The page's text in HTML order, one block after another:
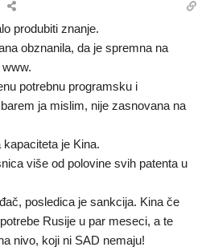
produbiti znanje.
obznanila, da je spremna na
potrebnu programsku i
ja mislim, nije zasnovana na
je Kina.
više od polovine svih patenta u
posledica je sankcija. Kina če
Rusije u par meseci, a te
nivo, koji ni SAD nemaju!